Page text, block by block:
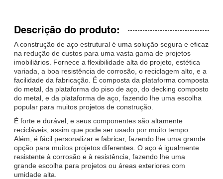
Descrição do produto:
A construção de aço estrutural é uma solução segura e eficaz
na redução de custos para uma vasta gama de projetos
imobiliários. Fornece a flexibilidade alta do projeto, estética
variada, a boa resistência de corrosão, o reciclagem alto, e a
facilidade da fabricação. É composta da plataforma composta
do metal, da plataforma do piso de aço, do decking composto
do metal, e da plataforma de aço, fazendo lhe uma escolha
popular para muitos projetos de construção.
É forte e durável, e seus componentes são altamente
recicláveis, assim que pode ser usado por muito tempo.
Além, é fácil personalizar e fabricar, fazendo lhe uma grande
opção para muitos projetos diferentes. O aço é igualmente
resistente à corrosão e à resistência, fazendo lhe uma
grande escolha para projetos ou áreas exteriores com
umidade alta.